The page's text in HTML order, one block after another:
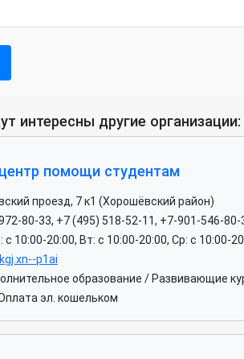
интересны другие организации:
помощи студентам
проезд, 7 к1 (Хорошёвский район)
80-33, +7 (495) 518-52-11, +7-901-546-80-
c 10:00-20:00, Вт: c 10:00-20:00, Ср: c 10:00-
p1ai
образование / Развивающие
эл. кошельком